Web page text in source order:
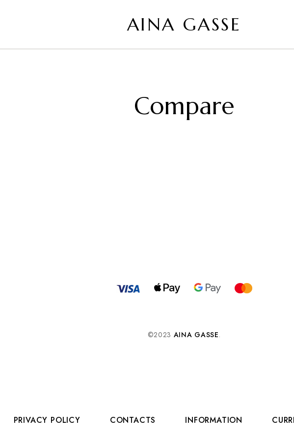
AINA GASSE
GASSE
сайт
Compare
©2023 AINA GASSE.
PRIVACY POLICY CONTACTS INFORMATION